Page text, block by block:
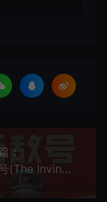
：
无敌号(The Invincible)科幻星球冒险游戏|下载